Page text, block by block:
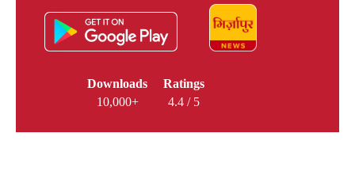
Downloads
10,000+
Ratings
4.4 / 5